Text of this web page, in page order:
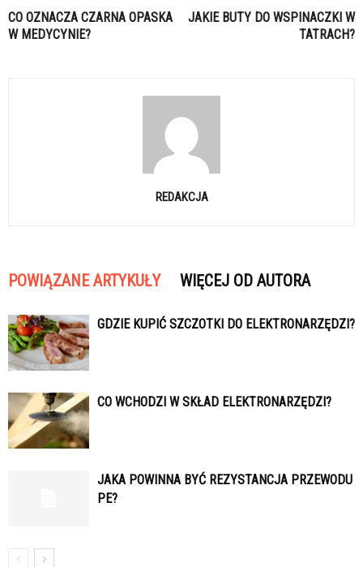
CO OZNACZA CZARNA OPASKA
W MEDYCYNIE?
JAKIE BUTY DO WSPINACZKI W
TATRACH?
REDAKCJA
POWIĄZANE ARTYKUŁY WIĘCEJ OD AUTORA
GDZIE KUPIĆ SZCZOTKI DO ELEKTRONARZĘDZI?
CO WCHODZI W SKŁAD ELEKTRONARZĘDZI?
JAKA POWINNA BYĆ REZYSTANCJA PRZEWODU
PE?